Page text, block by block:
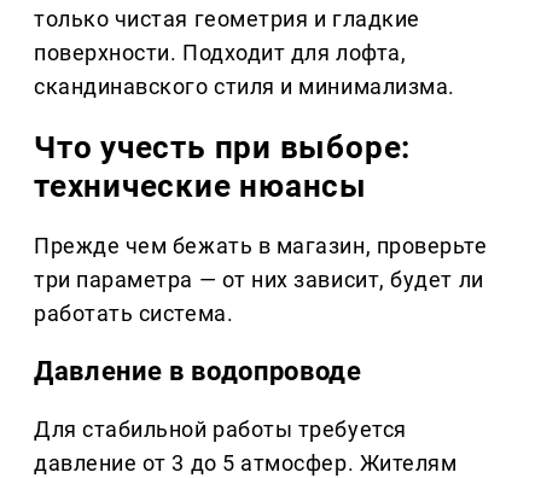
только чистая геометрия и гладкие
поверхности. Подходит для лофта,
скандинавского стиля и минимализма.
Что учесть при выборе:
технические нюансы
Прежде чем бежать в магазин, проверьте
три параметра — от них зависит, будет ли
работать система.
Давление в водопроводе
Для стабильной работы требуется
давление от 3 до 5 атмосфер. Жителям